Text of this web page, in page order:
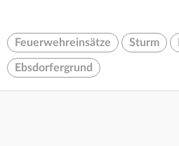
Feuerwehreinsätze Sturm
Ebsdorfergrund